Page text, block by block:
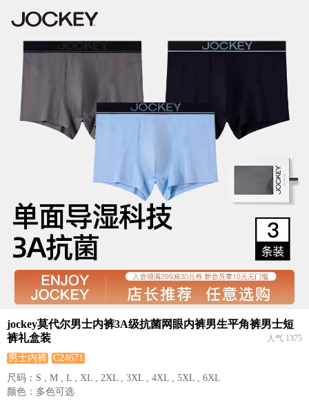
jockey莫代尔男士内裤3A级抗菌网眼内裤男生平角裤男士短
裤礼盒装
人气 1375
男士内裤 C24671
尺码：S , M , L , XL , 2XL , 3XL , 4XL , 5XL , 6XL
颜色：多色可选